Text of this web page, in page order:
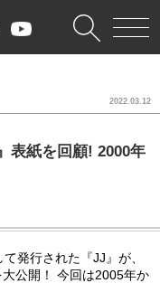
表紙を回顧! 2000年
2022.03.12
発行された『JJ』が、
公開！ 今回は2005年か